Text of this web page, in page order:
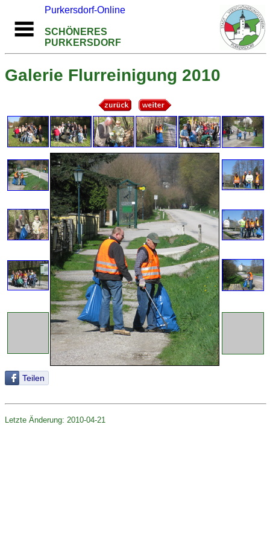
Purkersdorf-Online
SCHÖNERES
PURKERSDORF
Galerie Flurreinigung 2010
Teilen
Letzte Änderung: 2010-04-21